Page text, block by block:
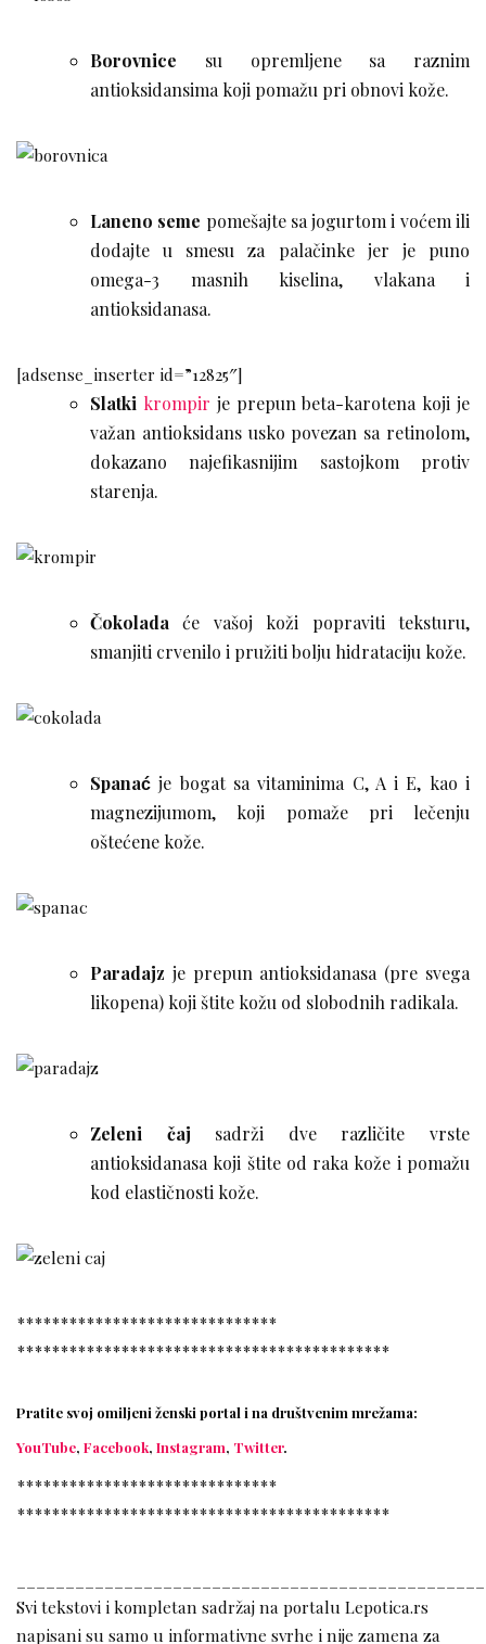
Borovnice su opremljene sa raznim
antioksidansima koji pomažu pri obnovi kože.
Laneno seme pomešajte sa jogurtom i voćem ili
dodajte u smesu za palačinke jer je puno
omega-3 masnih kiselina, vlakana i
antioksidanasa.
[adsense_inserter id=”12825″]
Slatki krompir je prepun beta-karotena koji je
važan antioksidans usko povezan sa retinolom,
dokazano najefikasnijim sastojkom protiv
starenja.
Čokolada će vašoj koži popraviti teksturu,
smanjiti crvenilo i pružiti bolju hidrataciju kože.
Spanać je bogat sa vitaminima C, A i E, kao i
magnezijumom, koji pomaže pri lečenju
oštećene kože.
Paradajz je prepun antioksidanasa (pre svega
likopena) koji štite kožu od slobodnih radikala.
Zeleni čaj sadrži dve različite vrste
antioksidanasa koji štite od raka kože i pomažu
kod elastičnosti kože.
******************************
*******************************************
Pratite svoj omiljeni ženski portal i na društvenim mrežama:
YouTube, Facebook, Instagram, Twitter.
******************************
*******************************************
Svi tekstovi i kompletan sadržaj na portalu Lepotica.rs
napisani su samo u informativne svrhe i nije zamena za